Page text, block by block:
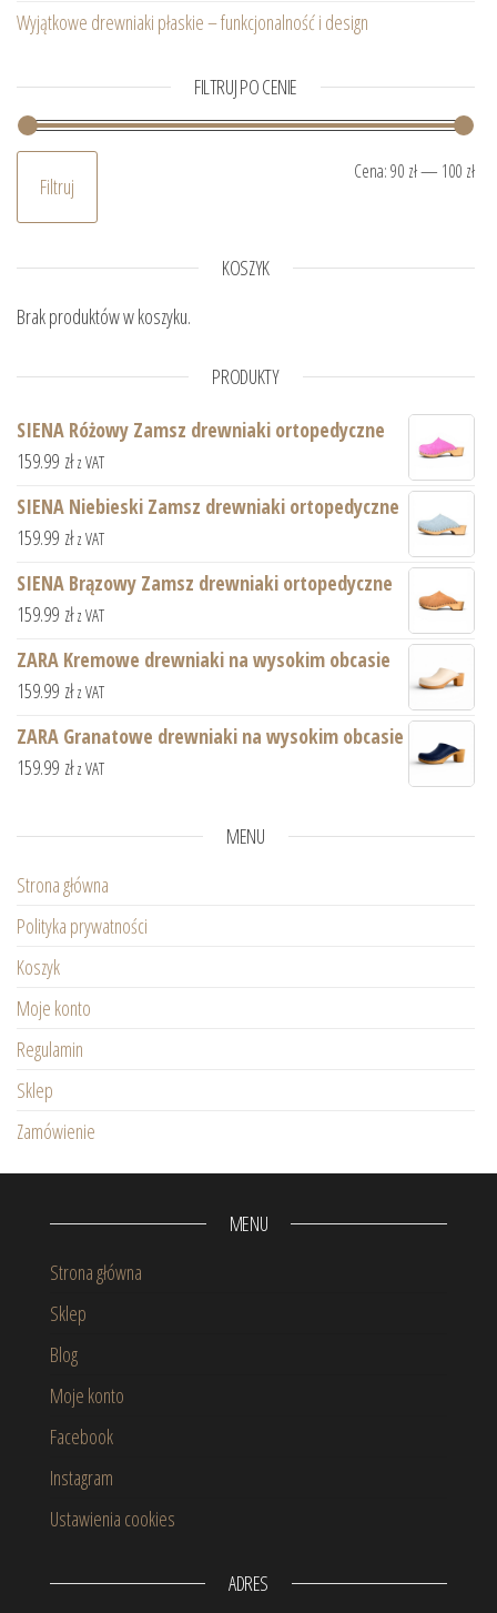
Wyjątkowe drewniaki płaskie – funkcjonalność i design
FILTRUJ PO CENIE
Filtruj
Cena:90 zł— 100 zł
KOSZYK
Brak produktów w koszyku.
PRODUKTY
SIENA Różowy Zamsz drewniaki ortopedyczne
159.99 zł z VAT
SIENA Niebieski Zamsz drewniaki ortopedyczne
159.99 zł z VAT
SIENA Brązowy Zamsz drewniaki ortopedyczne
159.99 zł z VAT
ZARA Kremowe drewniaki na wysokim obcasie
159.99 zł z VAT
ZARA Granatowe drewniaki na wysokim obcasie
159.99 zł z VAT
MENU
Strona główna
Polityka prywatności
Koszyk
Moje konto
Regulamin
Sklep
Zamówienie
MENU
Strona główna
Sklep
Blog
Moje konto
Facebook
Instagram
Ustawienia cookies
ADRES